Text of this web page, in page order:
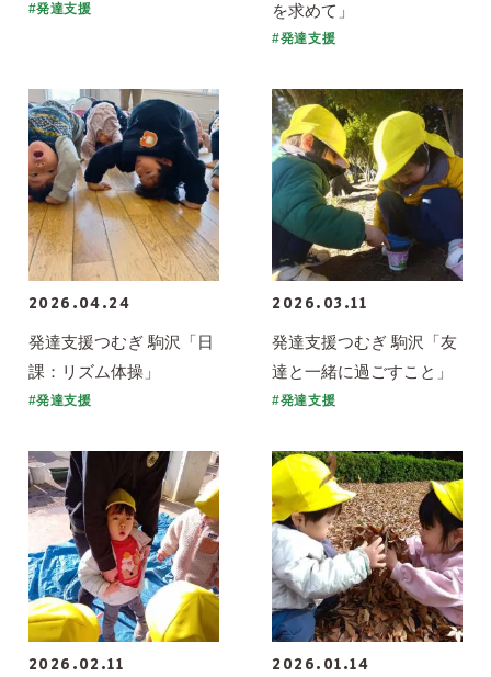
#発達支援
を求めて」
#発達支援
2026.04.24
発達支援つむぎ 駒沢「日
課：リズム体操」
#発達支援
2026.03.11
発達支援つむぎ 駒沢「友
達と一緒に過ごすこと」
#発達支援
2026.02.11 2026.01.14